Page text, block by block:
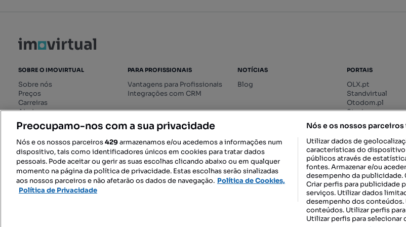
SOBRE O IMOVIRTUAL
Sobre nós
Preços
Carreiras
Ajuda
Livro de Reclamações online
Regulamento dos Serviços
Digitais
PARA PROFISSIONAIS
Vantagens para Profissionais
Integrações com CRM
NOTÍCIAS
Blog
PORTAIS
OLX.pt
Standvirtual
Otodom.pl
Storia.ro
SIGA-NOS: DESCARREGAR NA:
TERMOS DE UTILIZAÇÃO POLÍTICA DE
Preocupamo-nos com a sua privacidade
Nós e os nossos parceiros429armazenamos e/ou acedemos a informações num
dispositivo, tais como identificadores únicos em cookies para tratar dados
pessoais. Pode aceitar ou gerir as suas escolhas clicando abaixo ou em qualquer
momento na página da política de privacidade. Estas escolhas serão sinalizadas
aos nossos parceiros e não afetarão os dados de navegação. Política de Cookies,
Política de Privacidade
Nós e os nossos
Utilizar dados de
características do
públicos através de
fontes. Armazenar e/ou
desempenho da publicidade.
Criar perfis para publicidade
serviços. Utilizar dados
desempenho dos
conteúdos. Utilizar perfis
Utilizar perfis para selecionar